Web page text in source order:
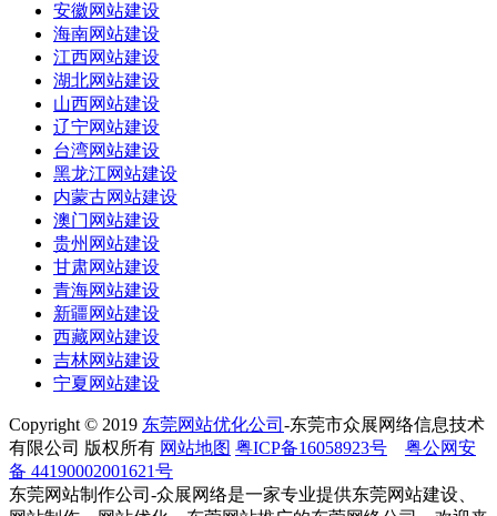
安徽网站建设
海南网站建设
江西网站建设
湖北网站建设
山西网站建设
辽宁网站建设
台湾网站建设
黑龙江网站建设
内蒙古网站建设
澳门网站建设
贵州网站建设
甘肃网站建设
青海网站建设
新疆网站建设
西藏网站建设
吉林网站建设
宁夏网站建设
Copyright © 2019 东莞网站优化公司 -东莞市众展网络信息技术
有限公司 版权所有 网站地图 粤ICP备16058923号
粤公网安
备 44190002001621号
东莞网站制作公司-众展网络是一家专业提供东莞网站建设、